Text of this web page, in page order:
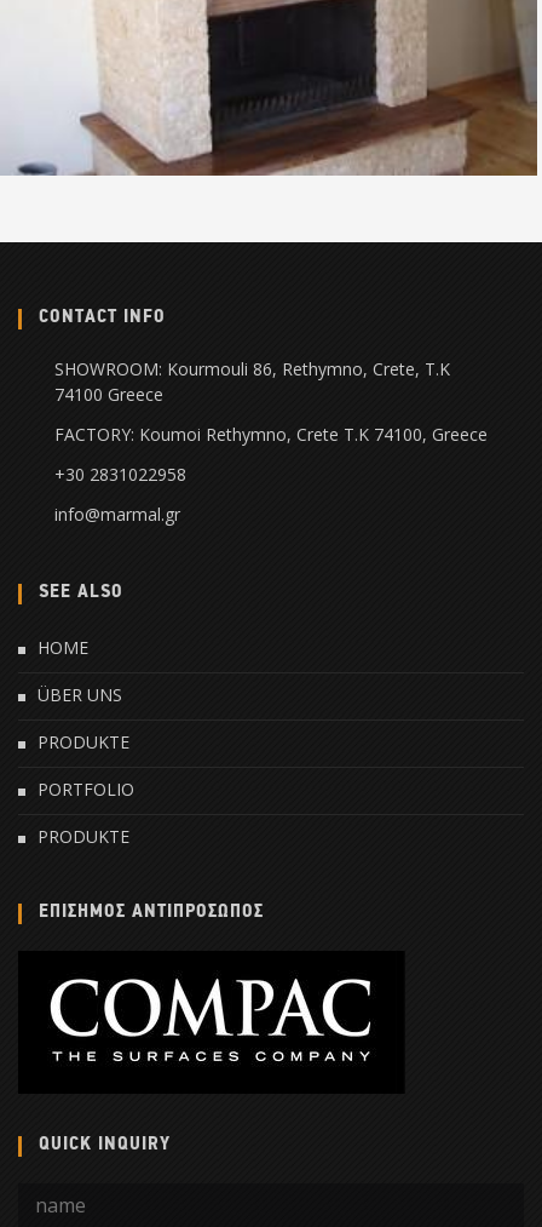
CONTACT INFO
SHOWROOM: Kourmouli 86, Rethymno, Crete, Τ.Κ
74100 Greece
FACTORY: Koumoi Rethymno, Crete Τ.Κ 74100, Greece
+30 2831022958
info@marmal.gr
SEE ALSO
HOME
ÜBER UNS
PRODUKTE
PORTFOLIO
PRODUKTE
ΕΠΙΣΗΜΟΣ ΑΝΤΙΠΡΟΣΩΠΟΣ
QUICK INQUIRY